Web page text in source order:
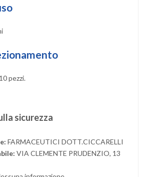
pezzi.
sicurezza
FARMACEUTICI DOTT.CICCARELLI
VIA CLEMENTE PRUDENZIO, 13